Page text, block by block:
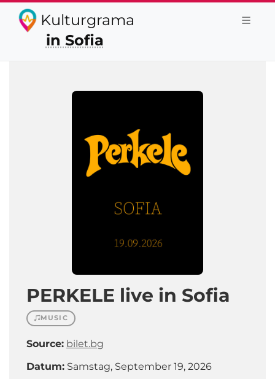
Kulturgrama
in Sofia
PERKELE live in Sofia
MUSIC
Source: bilet.bg
Datum: Samstag, September 19, 2026